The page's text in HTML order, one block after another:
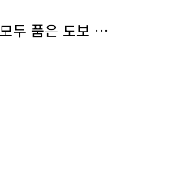
호수·예술·미식 모두 품은 도보 코스! 서울식물원~LG아트센터~마곡테라스거리